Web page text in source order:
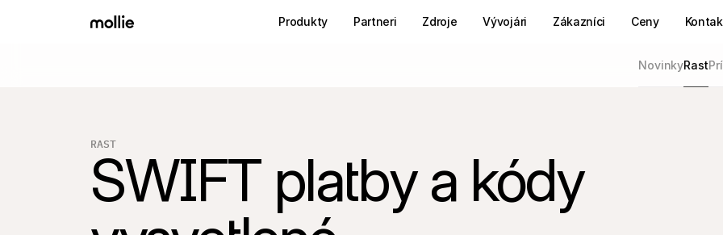
Produkty Partneri Zdroje Vývojári Zákazníci Ceny
NovinkyRast
RAST
SWIFT platby a kódy